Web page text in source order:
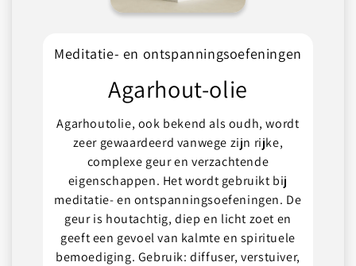
Meditatie- en ontspanningsoefeningen
Agarhout-olie
Agarhoutolie, ook bekend als oudh, wordt
zeer gewaardeerd vanwege zijn rijke,
complexe geur en verzachtende
eigenschappen. Het wordt gebruikt bij
meditatie- en ontspanningsoefeningen. De
geur is houtachtig, diep en licht zoet en
geeft een gevoel van kalmte en spirituele
bemoediging. Gebruik: diffuser, verstuiver,